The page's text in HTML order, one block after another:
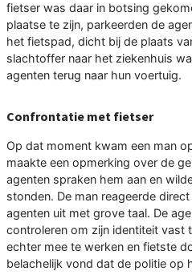
fietser was daar in botsing
plaatse te zijn, parkeerden de
het fietspad, dicht bij de plaats
slachtoffer naar het ziekenhuis
agenten terug naar hun voertuig.
Confrontatie met fietser
Op dat moment kwam een man
maakte een opmerking over de
agenten spraken hem aan en
stonden. De man reageerde
agenten uit met grove taal. De
controleren om zijn identiteit vast
echter mee te werken en fietste
belachelijk vond dat de politie op